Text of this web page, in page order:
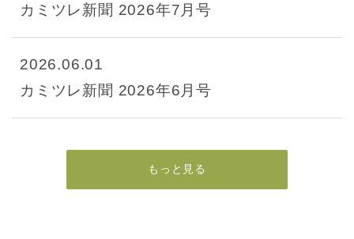
カミツレ新聞 2026年7月号
2026.06.01
カミツレ新聞 2026年6月号
もっと見る